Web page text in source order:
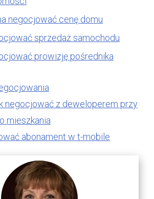
negocjować cenę domu
sprzedaż samochodu
prowizję pośrednika
negocjować z deweloperem przy
mieszkania
abonament w t-mobile